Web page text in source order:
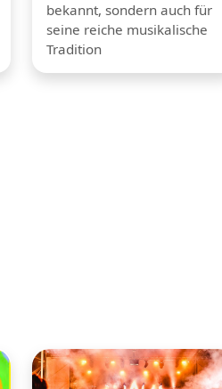
bekannt, sondern auch für
seine reiche musikalische
Tradition